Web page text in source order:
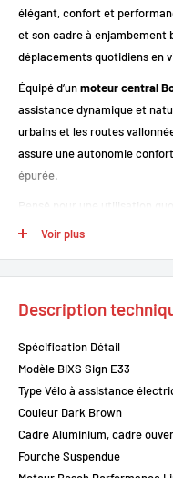
élégant, confort et
et son cadre à enjambement
déplacements quotidiens en
Équipé d’unmoteur central
assistance dynamique et
urbains et les routes
assure une autonomie
épurée.
Pensé pour une utilisation
équipement complet
Points forts
Moteur Bosch
Couple moteur élevé
Batterie Bosch intégrée
Cadre confortable à
Freins à disque
Voir plus
Description
Spécification Détail
Modèle BIXS Sign E33
Type Vélo à assistance
Couleur Dark Brown
Cadre Aluminium, cadre
Fourche Suspendue